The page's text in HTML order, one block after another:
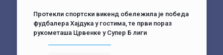
Протекли спортски викенд обележила је победа
фудбалера Хајдука у гостима, те први пораз
рукометаша Црвенке у Супер Б лиги